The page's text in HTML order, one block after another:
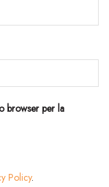
browser per la
Policy.